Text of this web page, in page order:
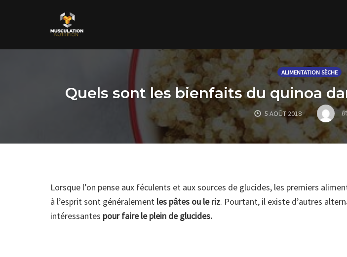
ALIMENTATION SÈCHE
Quels sont les bienfaits du quinoa
5 AOÛT 2018
Lorsque l’on pense aux féculents et aux sources de glucides, les premiers
à l’esprit sont généralement les pâtes ou le riz. Pourtant, il existe d’autres
intéressantes pour faire le plein de glucides.